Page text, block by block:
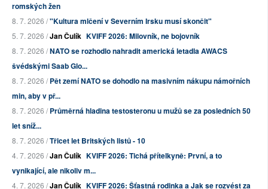
romských žen
8. 7. 2026 /"Kultura mlčení v Severním Irsku musí skončit"
5. 7. 2026 /Jan Čulík KVIFF 2026: Milovník, ne bojovník
8. 7. 2026 /NATO se rozhodlo nahradit americká letadla AWACS
švédskými Saab Glo...
8. 7. 2026 /Pět zemí NATO se dohodlo na masivním nákupu námořních
min, aby v př...
8. 7. 2026 /Průměrná hladina testosteronu u mužů se za posledních 50
let sníž...
8. 7. 2026 /Třicet let Britských listů - 10
4. 7. 2026 /Jan Čulík KVIFF 2026: Tichá přítelkyně: První, a to
vynikající, ale nikoliv m...
4. 7. 2026 /Jan Čulík KVIFF 2026: Šťastná rodinka a Jak se rozvést za